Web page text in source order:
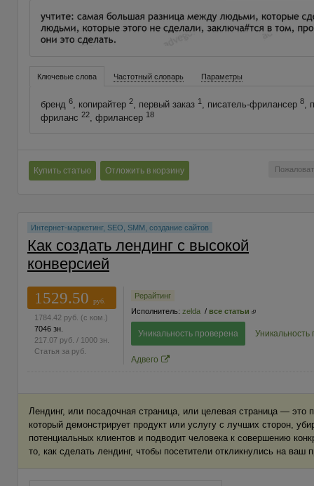
Ключевые слова Частотный словарь Параметры
бренд 6, копирайтер 2, первый заказ 1 , писатель-фрилансер 8,
фриланс 22, фрилансер 18
Купить статью Отложить в корзину
Интернет-маркетинг, SEO, SMM, создание сайтов
Как создать лендинг с высокой
конверсией
1529.50
руб.
1784.42 руб. (с ком.)
7046 зн.
217.07 руб. / 1000 зн.
Статья за руб.
Рерайтинг
Исполнитель: zelda / все статьи
Уникальность проверена Уникальность
Адвего
Лендинг, или посадочная страница, или целевая страница — это
который демонстрирует продукт или услугу с лучших сторон,
потенциальных клиентов и подводит человека к совершению
то, как сделать лендинг, чтобы посетители откликнулись на ваш